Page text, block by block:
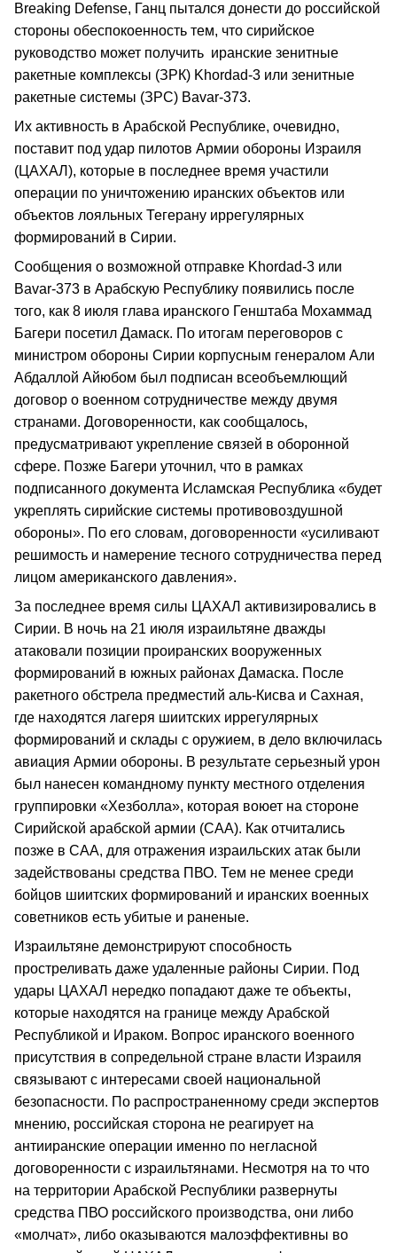
Breaking Defense, Ганц пытался донести до российской
стороны обеспокоенность тем, что сирийское
руководство может получить иранские зенитные
ракетные комплексы (ЗРК) Khordad-3 или зенитные
ракетные системы (ЗРС) Bavar-373.
Их активность в Арабской Республике, очевидно,
поставит под удар пилотов Армии обороны Израиля
(ЦАХАЛ), которые в последнее время участили
операции по уничтожению иранских объектов или
объектов лояльных Тегерану иррегулярных
формирований в Сирии.
Сообщения о возможной отправке Khordad-3 или
Bavar-373 в Арабскую Республику появились после
того, как 8 июля глава иранского Генштаба Мохаммад
Багери посетил Дамаск. По итогам переговоров с
министром обороны Сирии корпусным генералом Али
Абдаллой Айюбом был подписан всеобъемлющий
договор о военном сотрудничестве между двумя
странами. Договоренности, как сообщалось,
предусматривают укрепление связей в оборонной
сфере. Позже Багери уточнил, что в рамках
подписанного документа Исламская Республика «будет
укреплять сирийские системы противовоздушной
обороны». По его словам, договоренности «усиливают
решимость и намерение тесного сотрудничества перед
лицом американского давления».
За последнее время силы ЦАХАЛ активизировались в
Сирии. В ночь на 21 июля израильтяне дважды
атаковали позиции проиранских вооруженных
формирований в южных районах Дамаска. После
ракетного обстрела предместий аль-Кисва и Сахная,
где находятся лагеря шиитских иррегулярных
формирований и склады с оружием, в дело включилась
авиация Армии обороны. В результате серьезный урон
был нанесен командному пункту местного отделения
группировки «Хезболла», которая воюет на стороне
Сирийской арабской армии (САА). Как отчитались
позже в САА, для отражения израильских атак были
задействованы средства ПВО. Тем не менее среди
бойцов шиитских формирований и иранских военных
советников есть убитые и раненые.
Израильтяне демонстрируют способность
простреливать даже удаленные районы Сирии. Под
удары ЦАХАЛ нередко попадают даже те объекты,
которые находятся на границе между Арабской
Республикой и Ираком. Вопрос иранского военного
присутствия в сопредельной стране власти Израиля
связывают с интересами своей национальной
безопасности. По распространенному среди экспертов
мнению, российская сторона не реагирует на
антииранские операции именно по негласной
договоренности с израильтянами. Несмотря на то что
на территории Арабской Республики развернуты
средства ПВО российского производства, они либо
«молчат», либо оказываются малоэффективны во